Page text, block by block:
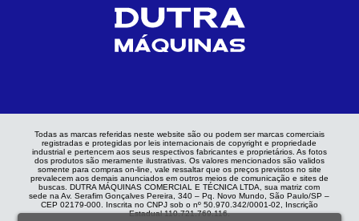
Todas as marcas referidas neste website são ou podem ser marcas comerciais
registradas e protegidas por leis internacionais de copyright e propriedade
industrial e pertencem aos seus respectivos fabricantes e proprietários. As fotos
dos produtos são meramente ilustrativas. Os valores mencionados são validos
somente para compras on-line, vale ressaltar que os preços previstos no site
prevalecem aos demais anunciados em outros meios de comunicação e sites de
buscas. DUTRA MÁQUINAS COMERCIAL E TÉCNICA LTDA, sua matriz com
sede na Av. Serafim Gonçalves Pereira, 340 – Pq. Novo Mundo, São Paulo/SP –
CEP 02179-000. Inscrita no CNPJ sob o nº 50.970.342/0001-02, Inscrição
Estadual 110.721.769.116.